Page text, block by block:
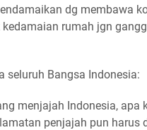
dg membawa
rumah jgn
seluruh Bangsa Indonesia:
menjajah Indonesia, apa
penjajah pun harus